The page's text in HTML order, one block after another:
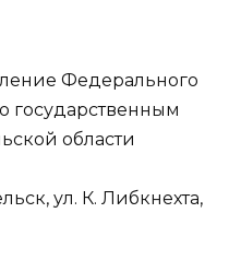
Федерального
государственным
области
ул. К. Либкнехта,